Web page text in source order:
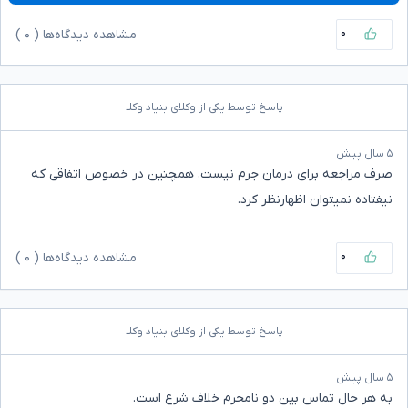
۰ مشاهده دیدگاه‌ها ( ۰
پاسخ توسط یکی از وکلای بنیاد وکلا
۵ سال پیش
صرف مراجعه برای درمان جرم نیست، همچنین در خصوص اتفاقی که
نیفتاده نمیتوان اظهارنظر کرد.
۰ مشاهده دیدگاه‌ها ( ۰
پاسخ توسط یکی از وکلای بنیاد وکلا
۵ سال پیش
به هر حال تماس بین دو نامحرم خلاف شرع است.